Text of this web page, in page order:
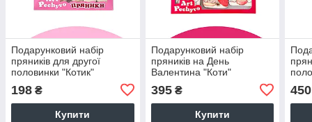
Подарунковий набір
пряників для другої
половинки "Котик"
198 ₴
Купити
Подарунковий набір
пряників на День
Валентина "Коти"
395₴
Купити
450